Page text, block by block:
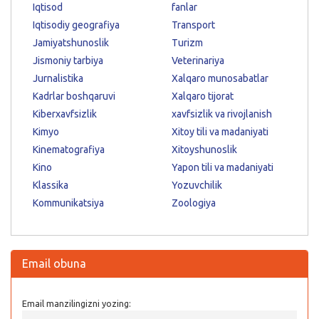
Iqtisod
Iqtisodiy geografiya
Jamiyatshunoslik
Jismoniy tarbiya
Jurnalistika
Kadrlar boshqaruvi
Kiberxavfsizlik
Kimyo
Kinematografiya
Kino
Klassika
Kommunikatsiya
fanlar
Transport
Turizm
Veterinariya
Xalqaro munosabatlar
Xalqaro tijorat
xavfsizlik va rivojlanish
Xitoy tili va madaniyati
Xitoyshunoslik
Yapon tili va madaniyati
Yozuvchilik
Zoologiya
Email obuna
Email manzilingizni yozing: